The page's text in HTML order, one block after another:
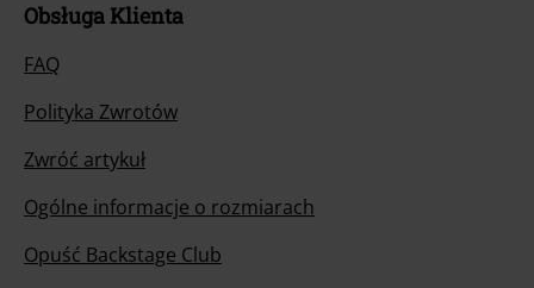
Obsługa Klienta
FAQ
Polityka Zwrotów
Zwróć artykuł
Ogólne informacje o rozmiarach
Opuść Backstage Club